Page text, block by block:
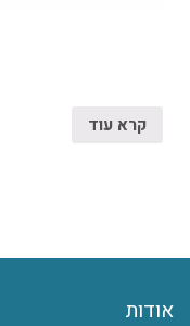
קרא עוד
אודות